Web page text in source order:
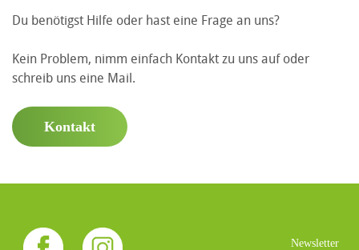
Du benötigst Hilfe oder hast eine Frage an uns?
Kein Problem, nimm einfach Kontakt zu uns auf oder
schreib uns eine Mail.
Kontakt
Newsletter